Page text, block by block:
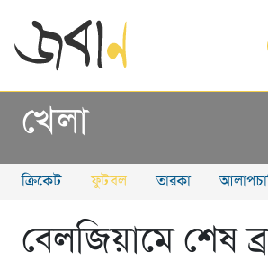
খেলা
ক্রিকেট ফুটবল তারকা
বেলজিয়ামে শেষ